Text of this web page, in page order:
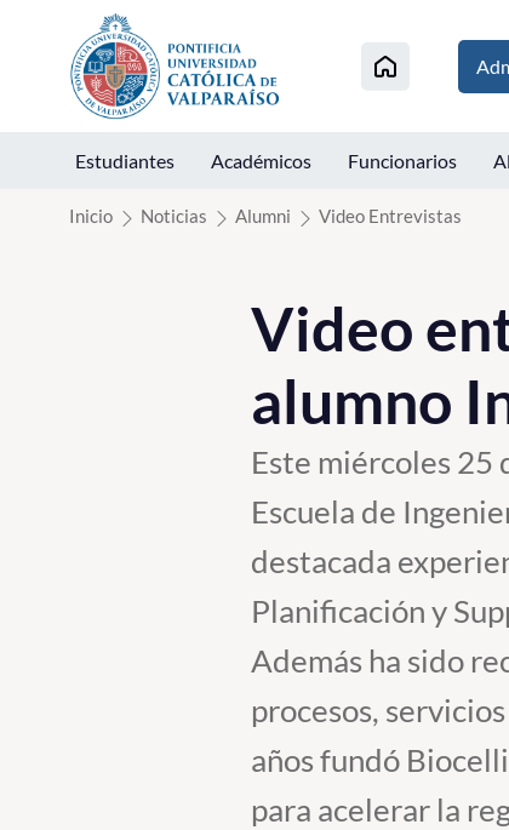
Click acá para ir directamente al contenido
Estudiantes Académicos Funcionarios
Inicio Noticias Alumni Video Entrevistas
Video
alumno
Este miércoles 25
Escuela de
destacada
Planificación y
Además ha sido
procesos,
años fundó
para acelerar la